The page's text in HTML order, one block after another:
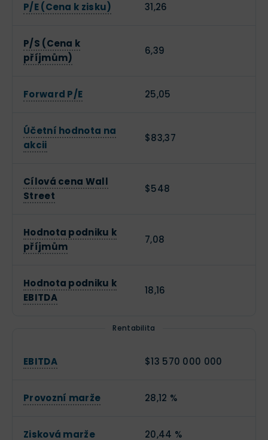
P/E (Cena k zisku) 31,26
P/S (Cena k
příjmům)
6,39
Forward P/E 25,05
Účetní hodnota na
akcii
$83,37
Cílová cena Wall
Street
$548
Hodnota podniku k
příjmům
7,08
Hodnota podniku k
EBITDA
18,16
Rentabilita
EBITDA $13 570 000 000
Provozní marže 28,12 %
Zisková marže 20,44 %